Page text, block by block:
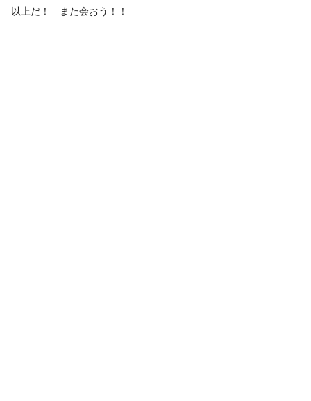
以上だ！ また会おう！！